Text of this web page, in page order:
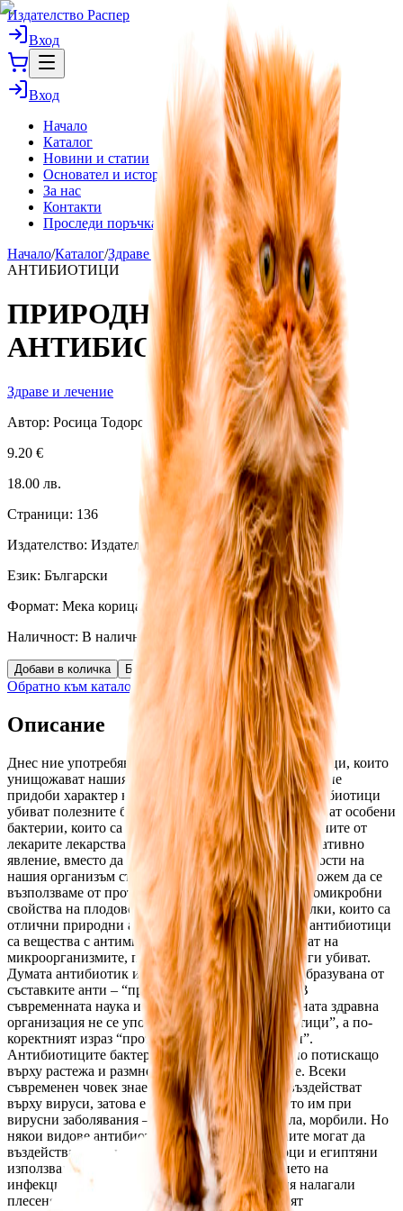
Издателство Распер
Вход
Вход
Начало
Каталог
Новини и статии
Основател и история
За нас
Контакти
Проследи поръчка
Начало/Каталог/Здраве и лечение ПРИРОДНИТЕ
АНТИБИОТИЦИ
ПРИРОДНИТЕ
АНТИБИОТИЦИ
Здраве и лечение
Автор: Росица Тодорова
9.20 €
18.00 лв.
Страници: 136
Издателство: Издателство Распер
Език: Български
Формат: Мека корица
Наличност: В наличност (
Добави в количка Бърза поръчка
Обратно към каталога
Описание
Днес ние употребяваме прекалено много антибиотици, които
унищожават нашия естествен имунитет. Това явление
придоби характер на епидемия. Синтетичните антибиотици
убиват полезните бактерии в нашите черва и създават особени
бактерии, които са много устойчиви към предписаните от
лекарите лекарства. За да се предпазим от това негативно
явление, вместо да изтощаваме имунните способности на
нашия организъм със синтетични антибиотици, можем да се
възползваме от противовъзпалителните и противомикробни
свойства на плодове, зеленчуци, подправки и билки, които са
отлични природни антибиотици. Синтетичните антибиотици
са вещества с антимикробни свойства; те действат на
микроорганизмите, потискайки растежа им или ги убиват.
Думата антибиотик има гръцки произход. Тя е образувана от
съставките анти – “против”, и биос – “живот”. В
съвременната наука и в документите на Световната здравна
организация не се употребява думата “антибиотици”, а по-
коректният израз “противомикробни препарати”.
Антибиотиците бактерициди въздействат силно потискащо
върху растежа и размножаването на бактериите. Всеки
съвременен човек знае, че антибиотиците не въздействат
върху вируси, затова е безполезно използването им при
вирусни заболявания – грип, хепатити, рубеола, морбили. Но
някои видове антибиотици като тетрациклините могат да
въздействат и на някои вируси. Древните гърци и египтяни
използвали плесен и някои растения в лечението на
инфекции. В древните Египет, Китай и Индия налагали
плесенясал хляб върху гнойни рани, за да убият